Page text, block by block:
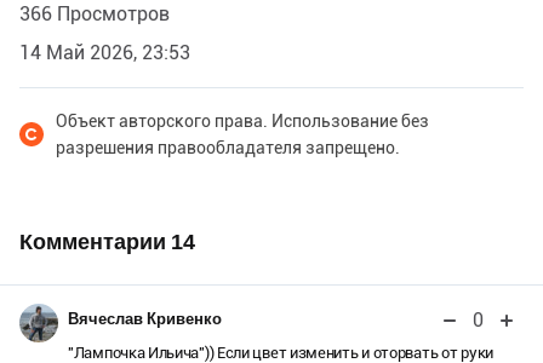
366 Просмотров
14 Май 2026, 23:53
Объект авторского права. Использование без
разрешения правообладателя запрещено.
Комментарии 14
Вячеслав Кривенко 0
"Лампочка Ильича")) Если цвет изменить и оторвать от руки